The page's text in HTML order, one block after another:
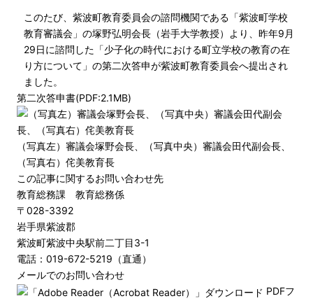
このたび、紫波町教育委員会の諮問機関である「紫波町学校
教育審議会」の塚野弘明会長（岩手大学教授）より、昨年9月
29日に諮問した「少子化の時代における町立学校の教育の在
り方について」の第二次答申が紫波町教育委員会へ提出され
ました。
第二次答申書(PDF:2.1MB)
（写真左）審議会塚野会長、（写真中央）審議会田代副会長、
（写真右）侘美教育長
この記事に関するお問い合わせ先
教育総務課 教育総務係
〒028-3392
岩手県紫波郡
紫波町紫波中央駅前二丁目3-1
電話：019-672-5219（直通）
メールでのお問い合わせ
PDFフ